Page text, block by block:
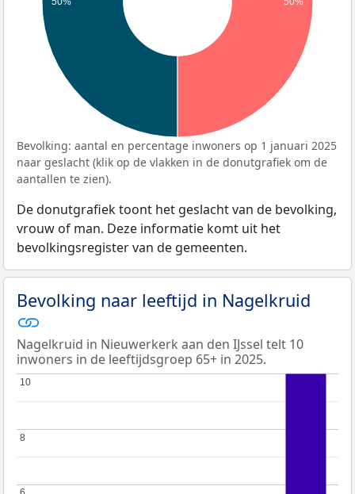
Bevolking: aantal en percentage inwoners op 1 januari 2025
naar geslacht (klik op de vlakken in de donutgrafiek om de
aantallen te zien).
De donutgrafiek toont het geslacht van de bevolking,
vrouw of man. Deze informatie komt uit het
bevolkingsregister van de gemeenten.
Bevolking naar leeftijd in Nagelkruid
Nagelkruid in Nieuwerkerk aan den IJssel telt 10
inwoners in de leeftijdsgroep 65+ in 2025.
8
8
10
10